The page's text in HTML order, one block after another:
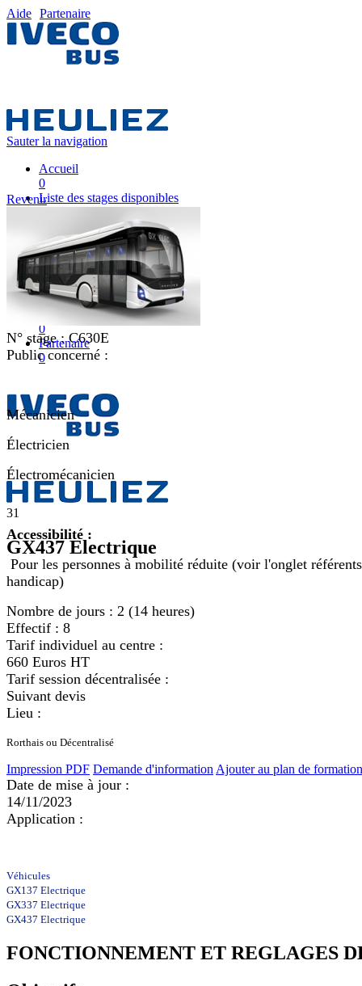
Aide Partenaire
Sauter la navigation
Accueil
0
Liste des stages disponibles
Liste des stages
0
Nos équipes pédagogiques
0
IVECO FRANCE
0
Mon plan de formation
0
Partenaire
0
31
GX437 Electrique
Revenir
N° stage :C630E
Public concerné :
Mécanicien
Électricien
Électromécanicien
Accessibilité :
Pour les personnes à mobilité réduite (voir l'onglet référents
handicap)
Nombre de jours : 2 (14 heures)
Effectif : 8
Tarif individuel au centre :
660 Euros HT
Tarif session décentralisée :
Suivant devis
Lieu :
Rorthais ou Décentralisé
Impression PDF Demande d'information Ajouter au plan de formation
Date de mise à jour :
14/11/2023
Application :
Véhicules
GX137 Electrique
GX337 Electrique
GX437 Electrique
FONCTIONNEMENT ET REGLAGES